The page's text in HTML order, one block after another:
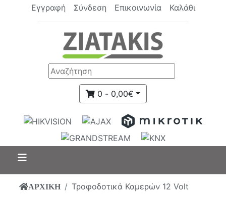
Εγγραφή Σύνδεση Επικοινωνία Καλάθι
0 - 0,00€
ΑΡΧΙΚΗ Τροφοδοτικά Καμερών 12 Volt